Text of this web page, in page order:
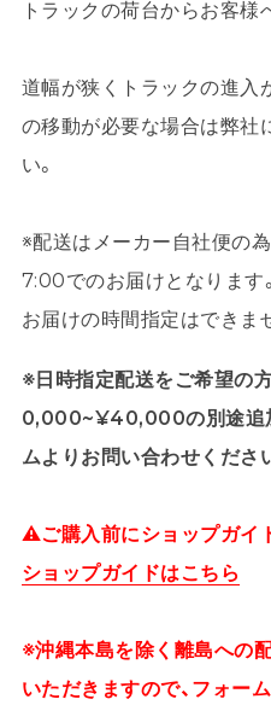
トラックの荷台からお客様
道幅が狭くトラックの進入
の移動が必要な場合は弊社
い。
※配送はメーカー自社便の
7:00でのお届けとなります。
お届けの時間指定はできま
※日時指定配送をご希望の
0,000~¥40,000の別途追
ムよりお問い合わせくださ
⚠ご購入前にショップガイ
ショップガイドはこちら
※沖縄本島を除く離島への
いただきますので、フォー